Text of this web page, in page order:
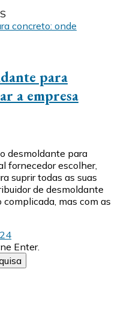
para
a empresa
desmoldante para
fornecedor escolher,
suprir todas as suas
de desmoldante
mas com as
Enter.